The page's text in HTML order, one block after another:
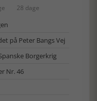
28 dage
på Peter Bangs Vej
Borgerkrig
Nr. 46